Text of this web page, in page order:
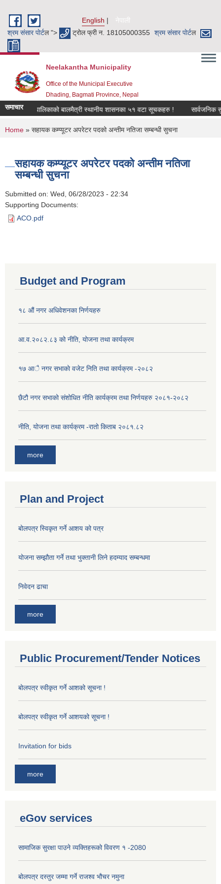
English
नेपाली
श्रम संसार पाेर्टल "> ट्रोल फ्री न. 18105000355 श्रम संसार पाेर्टल
Neelakantha Municipality
Office of the Municipal Executive
Dhading, Bagmati Province, Nepal
समाचारनगरपालिकाको बालमैत्री स्थानीय शासनका ५१ वटा सूचकहरु ! सार्वजनिक
You are here
Home » सहायक कम्प्यूटर अपरेटर पदको अन्तीम नतिजा सम्बन्धी सुचना
सहायक कम्प्यूटर अपरेटर पदको अन्तीम नतिजा
सम्बन्धी सुचना
Submitted on: Wed, 06/28/2023 - 22:34
Supporting Documents:
ACO.pdf
Budget and Program
१८ औं नगर अधिवेशनका निर्णयहरु
आ.व.२०८२.८३ को नीति, योजना तथा कार्यक्रम
१७ आै नगर सभाकाे वजेट निति तथा कार्यक्रम -२०८२
छैटौ नगर सभाको संशोधित नीति कार्यक्रम तथा निर्णयहरु २०८१-२०८२
नीति, योजना तथा कार्यक्रम -रातो किताब २०८१.८२
more
Plan and Project
बोलपत्र स्विकृत गर्ने आशय को पत्र
योजना सम्झौता गर्ने तथा भुक्तानी लिने हदम्याद सम्बन्धमा
निवेदन ढाचा
more
Public Procurement/Tender Notices
बोलपत्र स्वीकृत गर्ने आशको सूचना !
बोलपत्र स्वीकृत गर्ने आशयको सूचना !
Invitation for bids
more
eGov services
सामाजिक सुरक्षा पाउने व्यक्तिहरूको विवरण १ -2080
बोलपत्र दस्तुर जम्मा गर्ने राजश्व भौचर नमुना